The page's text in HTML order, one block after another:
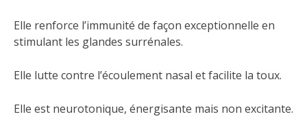
Elle renforce l’immunité de façon exceptionnelle en
stimulant les glandes surrénales.
Elle lutte contre l’écoulement nasal et facilite la toux.
Elle est neurotonique, énergisante mais non excitante.